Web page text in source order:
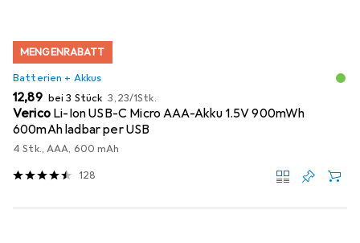
MENGENRABATT
Batterien + Akkus
EUR
12,89 bei 3 Stück EUR
3,23/1Stk.
Verico Li-Ion USB-C Micro AAA-Akku 1.5V 900mWh
600mAh ladbar per USB
4 Stk., AAA, 600 mAh
128